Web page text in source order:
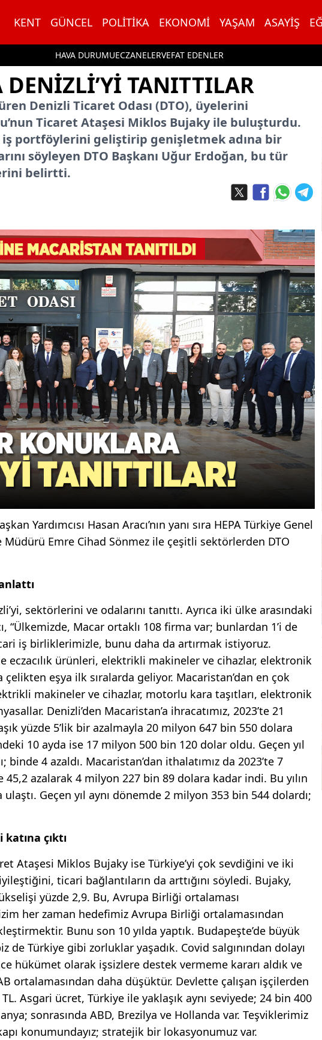
KENT GÜNCEL POLITIKA EKONOMI YAŞAM ASAYIŞ
HAVA DURUMUECZANELERVEFAT EDENLER
TANITTILAR
Denizli Ticaret Odası (DTO), üyelerini
Ticaret Ataşesi Miklos Bujaky ile buluşturdu.
portföylerini geliştirip genişletmek adına bir
söyleyen DTO Başkanı Uğur Erdoğan, bu tür
belirtti.
Yardımcısı Hasan Aracı’nın yanı sıra HEPA Türkiye Genel
Müdürü Emre Cihad Sönmez ile çeşitli sektörlerden DTO
sektörlerini ve odalarını tanıttı. Ayrıca iki ülke arasındaki
“Ülkemizde, Macar ortaklı 108 firma var; bunlardan 1’i de
iş birliklerimizle, bunu daha da artırmak istiyoruz.
eczacılık ürünleri, elektrikli makineler ve cihazlar, elektronik
eşya ilk sıralarda geliyor. Macaristan’dan en çok
makineler ve cihazlar, motorlu kara taşıtları, elektronik
Denizli’den Macaristan’a ihracatımız, 2023’te 21
yüzde 5’lik bir azalmayla 20 milyon 647 bin 550 dolara
10 ayda ise 17 milyon 500 bin 120 dolar oldu. Geçen yıl
4 azaldı. Macaristan’dan ithalatımız da 2023’te 7
45,2 azalarak 4 milyon 227 bin 89 dolara kadar indi. Bu yılın
Geçen yıl aynı dönemde 2 milyon 353 bin 544 dolardı;
çıktı
Ataşesi Miklos Bujaky ise Türkiye’yi çok sevdiğini ve iki
ticari bağlantıların da arttığını söyledi. Bujaky,
yüzde 2,9. Bu, Avrupa Birliği ortalaması
her zaman hedefimiz Avrupa Birliği ortalamasından
Bunu son 10 yılda yaptık. Budapeşte’de büyük
Türkiye gibi zorluklar yaşadık. Covid salgınından dolayı
hükümet olarak işsizlere destek vermeme kararı aldık ve
ortalamasından daha düşüktür. Devlette çalışan işçilerden
Asgari ücret, Türkiye ile yaklaşık aynı seviyede; 24 bin 400
sonrasında ABD, Brezilya ve Hollanda var. Teşviklerimiz
konumundayız; stratejik bir lokasyonumuz var.